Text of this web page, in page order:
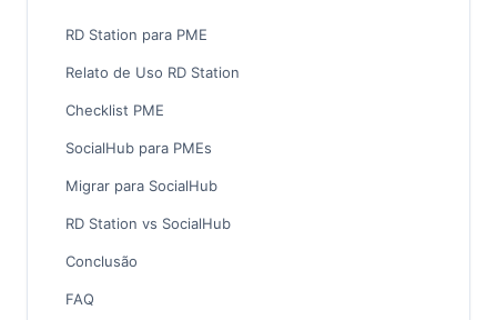
RD Station para PME
Relato de Uso RD Station
Checklist PME
SocialHub para PMEs
Migrar para SocialHub
RD Station vs SocialHub
Conclusão
FAQ